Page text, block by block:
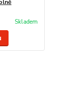
Skladem